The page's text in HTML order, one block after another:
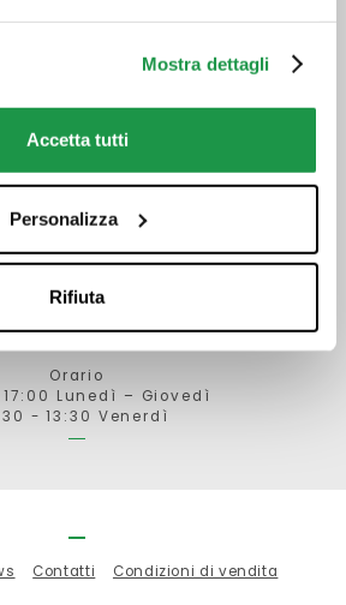
Mostra dettagli
Accetta tutti
Personalizza
RifiutaBracciolini (AR)
Orario
Lunedì – Giovedì
- 13:30 Venerdì
Contatti Condizioni di vendita